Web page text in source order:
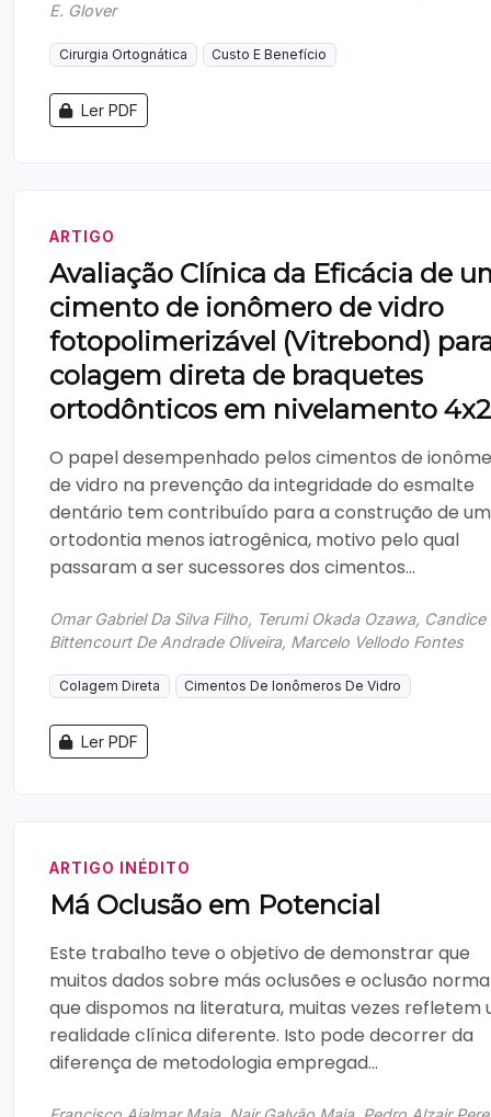
E. Glover
Cirurgia Ortognática Custo E Benefício
Ler PDF
ARTIGO
Avaliação Clínica da Eficácia de
cimento de ionômero de vidro
fotopolimerizável (Vitrebond)
colagem direta de braquetes
ortodônticos em nivelamento 4x2
O papel desempenhado pelos cimentos de
de vidro na prevenção da integridade do esmalte
dentário tem contribuído para a construção de
ortodontia menos iatrogênica, motivo pelo qual
passaram a ser sucessores dos cimentos...
Omar Gabriel Da Silva Filho, Terumi Okada Ozawa, Candice
Bittencourt De Andrade Oliveira, Marcelo Vellodo Fontes
Colagem Direta Cimentos De Ionômeros De Vidro
Ler PDF
ARTIGO INÉDITO
Má Oclusão em Potencial
Este trabalho teve o objetivo de demonstrar que
muitos dados sobre más oclusões e oclusão
que dispomos na literatura, muitas vezes refletem
realidade clínica diferente. Isto pode decorrer da
diferença de metodologia empregad...